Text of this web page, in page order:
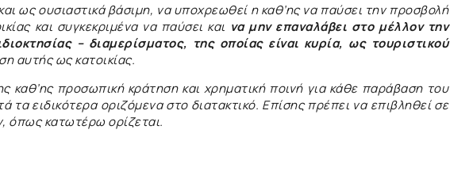
ως ουσιαστικά βάσιμη, να υποχρεωθεί η καθ’ης να παύσει την προσβολή
και συγκεκριμένα να παύσει και να μην επαναλάβει στο μέλλον την
– διαμερίσματος, της οποίας είναι κυρία, ως τουριστικού
αυτής ως κατοικίας.
καθ’ης προσωπική κράτηση και χρηματική ποινή για κάθε παράβαση του
ειδικότερα οριζόμενα στο διατακτικό. Επίσης πρέπει να επιβληθεί σε
όπως κατωτέρω ορίζεται.